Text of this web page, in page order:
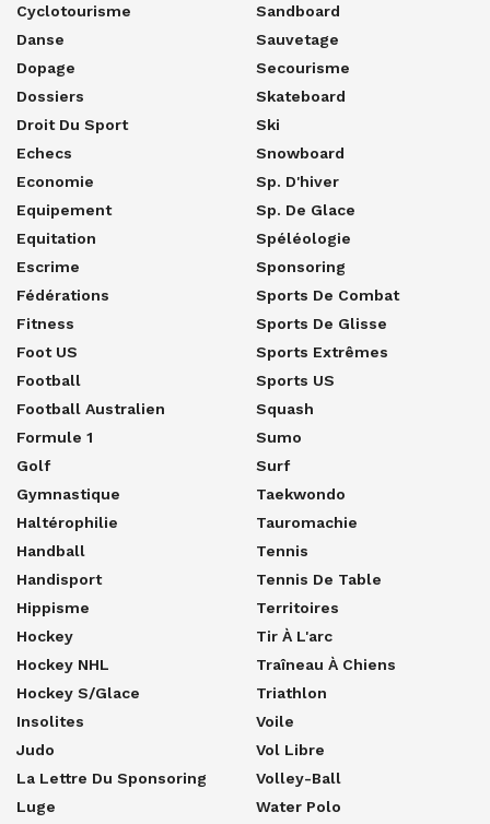
Cyclotourisme
Danse
Dopage
Dossiers
Droit Du Sport
Echecs
Economie
Equipement
Equitation
Escrime
Fédérations
Fitness
Foot US
Football
Football Australien
Formule 1
Golf
Gymnastique
Haltérophilie
Handball
Handisport
Hippisme
Hockey
Hockey NHL
Hockey S/glace
Insolites
Judo
La Lettre Du Sponsoring
Luge
Sandboard
Sauvetage
Secourisme
Skateboard
Ski
Snowboard
Sp. D'hiver
Sp. De Glace
Spéléologie
Sponsoring
Sports De Combat
Sports De Glisse
Sports Extrêmes
Sports US
Squash
Sumo
Surf
Taekwondo
Tauromachie
Tennis
Tennis De Table
Territoires
Tir À L'arc
Traîneau À Chiens
Triathlon
Voile
Vol Libre
Volley-Ball
Water Polo